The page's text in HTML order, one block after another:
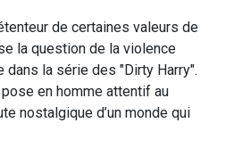
de certaines valeurs de
la question de la violence
dans la série des "Dirty Harry".
en homme attentif au
nostalgique d’un monde qui